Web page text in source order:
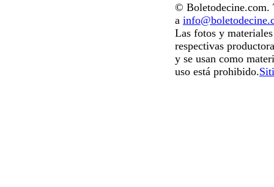
© Boletodecine.com.
a
Las fotos y
respectivas
y se usan como
uso está prohibido.